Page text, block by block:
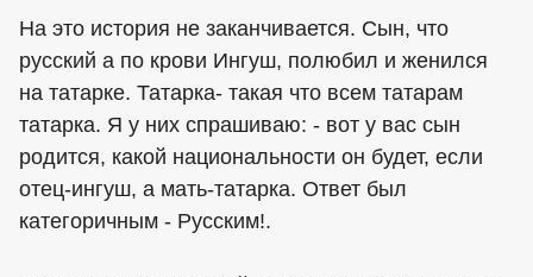
На это история не заканчивается. Сын, что
русский а по крови Ингуш, полюбил и женился
на татарке. Татарка- такая что всем татарам
татарка. Я у них спрашиваю: - вот у вас сын
родится, какой национальности он будет, если
отец-ингуш, а мать-татарка. Ответ был
категоричным - Русским!.